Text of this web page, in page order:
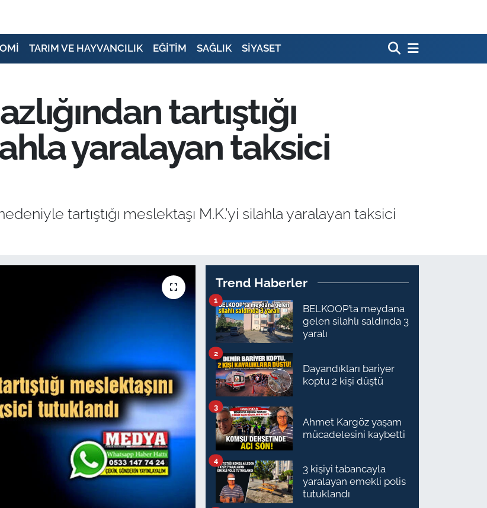
TARIM VE HAYVANCILIK EĞİTİM SAĞLIK SİYASET
tartıştığı
yaralayan taksici
tartıştığı meslektaşı M.K.’yi silahla yaralayan taksici
Trend Haberler
BELKOOP’ta meydana
gelen silahlı saldırıda 3
yaralı
1
Dayandıkları bariyer
koptu 2 kişi düştü
2
Ahmet Kargöz yaşam
mücadelesini kaybetti
3
3 kişiyi tabancayla
yaralayan emekli polis
tutuklandı
4